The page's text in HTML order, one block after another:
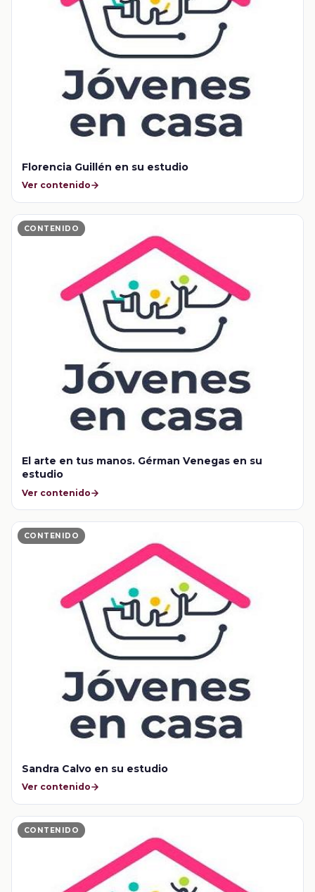
Florencia Guillén en su estudio
Ver contenido
CONTENIDO
El arte en tus manos. Gérman Venegas en su
estudio
Ver contenido
CONTENIDO
Sandra Calvo en su estudio
Ver contenido
CONTENIDO